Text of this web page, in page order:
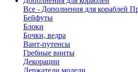
Все - Дополнения для кораблей
Бейфуты
Блоки
Бочки, ведра
Вант-путенсы
Гребные винты
Декорации
Держатели модели